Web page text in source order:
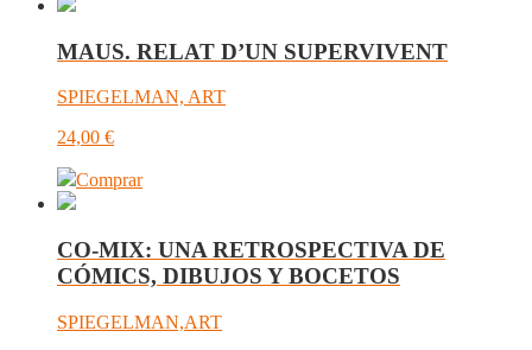
MAUS. RELAT D’UN SUPERVIVENT
SPIEGELMAN, ART
24,00 €
Comprar
CO-MIX: UNA RETROSPECTIVA DE
CÓMICS, DIBUJOS Y BOCETOS
SPIEGELMAN,ART